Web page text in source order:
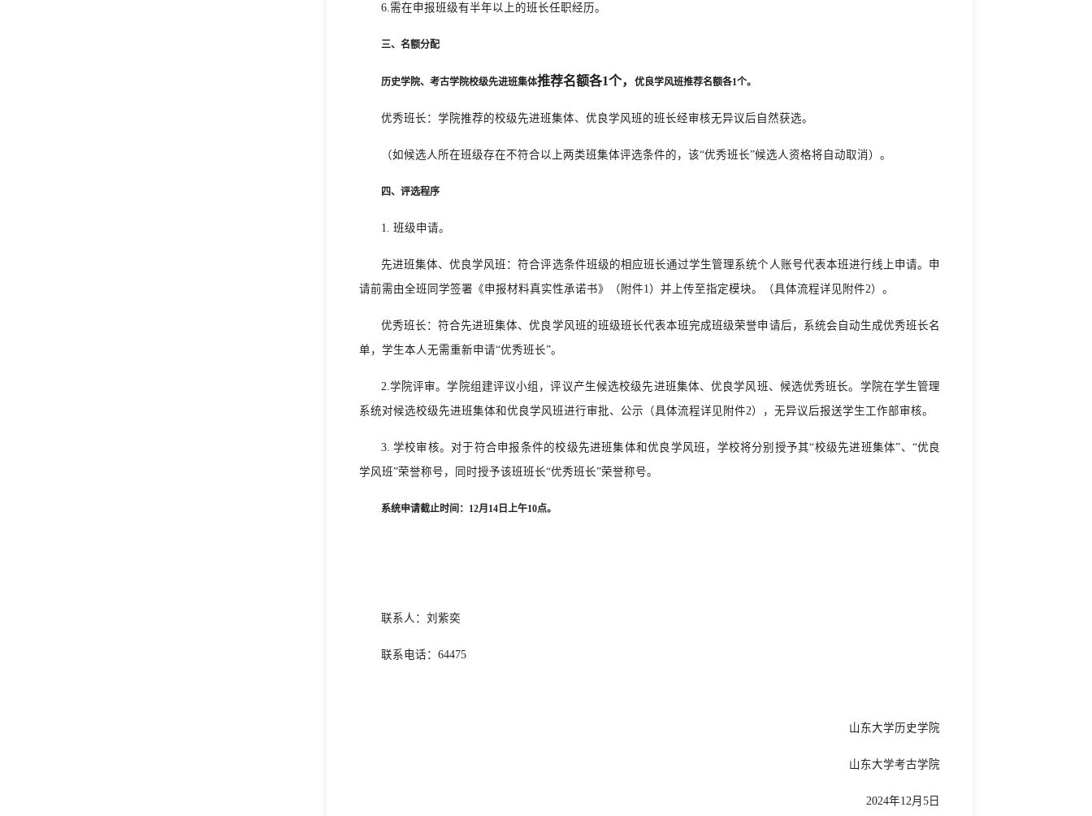
6.需在申报班级有半年以上的班长任职经历。
三、名额分配
历史学院、考古学院校级先进班集体推荐名额各1个， 优良学风班推荐名额各1个。
优秀班长：学院推荐的校级先进班集体、优良学风班的班长经审核无异议后自然获选。
（如候选人所在班级存在不符合以上两类班集体评选条件的，该“优秀班长”候选人资格将自动取消）。
四、评选程序
1. 班级申请。
先进班集体、优良学风班：符合评选条件班级的相应班长通过学生管理系统个人账号代表本班进行线上申请。申
请前需由全班同学签署《申报材料真实性承诺书》（附件1）并上传至指定模块。（具体流程详见附件2）。
优秀班长：符合先进班集体、优良学风班的班级班长代表本班完成班级荣誉申请后，系统会自动生成优秀班长名
单，学生本人无需重新申请“优秀班长”。
2.学院评审。学院组建评议小组，评议产生候选校级先进班集体、优良学风班、候选优秀班长。学院在学生管理
系统对候选校级先进班集体和优良学风班进行审批、公示（具体流程详见附件2），无异议后报送学生工作部审核。
3. 学校审核。对于符合申报条件的校级先进班集体和优良学风班，学校将分别授予其“校级先进班集体”、“优良
学风班”荣誉称号，同时授予该班班长“优秀班长”荣誉称号。
系统申请截止时间：12月14日上午10点。
联系人：刘紫奕
联系电话：64475
山东大学历史学院
山东大学考古学院
2024年12月5日